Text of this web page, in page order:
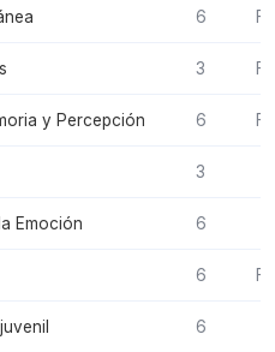
6
3
y Percepción 6
3
Emoción 6
6
6